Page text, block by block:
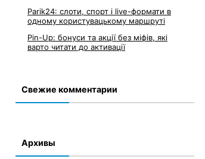
Parik24: слоти, спорт і live-формати в
одному користувацькому маршруті
Pin-Up: бонуси та акції без міфів, які
варто читати до активації
Свежие комментарии
Архивы